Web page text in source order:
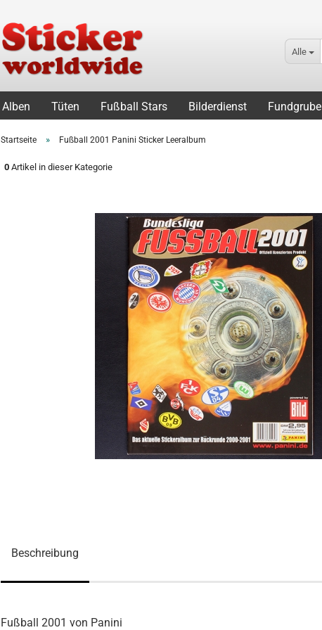
Alle
Alben Tüten Fußball Stars Bilderdienst Fundgrube
Startseite » Fußball 2001 Panini Sticker Leeralbum
0 Artikel in dieser Kategorie
Beschreibung
Fußball 2001 von Panini